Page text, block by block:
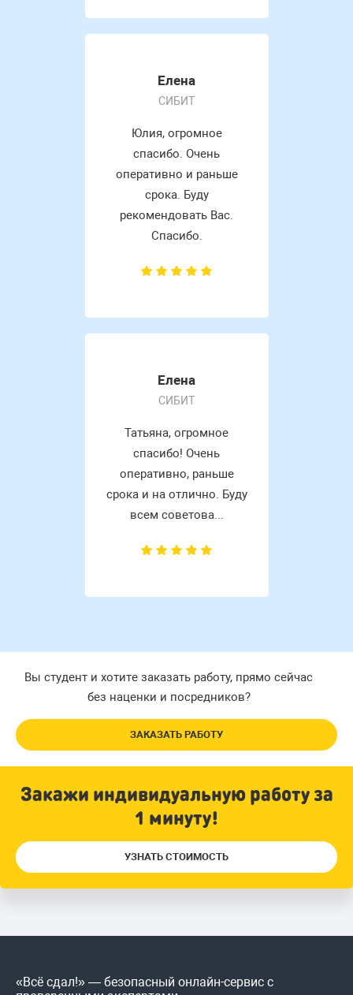
Елена
СИБИТ
Юлия, огромное
спасибо. Очень
оперативно и раньше
срока. Буду
рекомендовать Вас.
Спасибо.
Елена
СИБИТ
Татьяна, огромное
спасибо! Очень
оперативно, раньше
срока и на отлично. Буду
всем советова...
Вы студент и хотите заказать работу, прямо сейчас
без наценки и посредников?
ЗАКАЗАТЬ РАБОТУ
Закажи индивидуальную работу за
1 минуту!
УЗНАТЬ СТОИМОСТЬ
«Всё сдал!» — безопасный онлайн-сервис с